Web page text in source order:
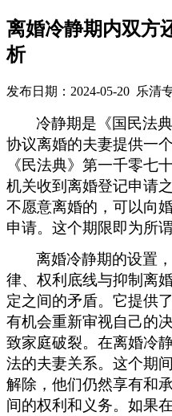
离婚冷静期内双
析
发布日期：2024-05-20 乐清
冷静期是《国民法
协议离婚的夫妻提供一
《民法典》 第一千零七
机关收到离婚登记申请
不愿意离婚的，可以向
申请。这个期限即为所
离婚冷静期的设置
律、权利底线与抑制离
定之间的矛盾。它提供
有机会重新审视自己的
致家庭破裂。 在离婚冷
法的夫妻关系。这个期
解除，他们仍然享有和
间的权利和义务。如果